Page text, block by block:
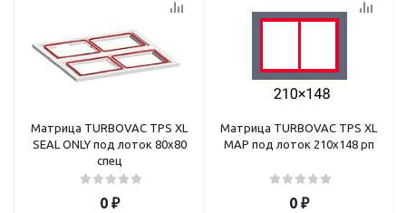
Матрица TURBOVAC TPS XL
SEAL ONLY под лоток 80х80
спец
0₽
Матрица TURBOVAC TPS XL
MAP под лоток 210х148 рп
0₽